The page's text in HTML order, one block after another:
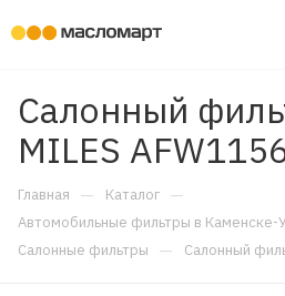
Салонный
MILES
Главная — Каталог —
Автомобильные фильтры в Каменске-
Салонные фильтры — Салонный